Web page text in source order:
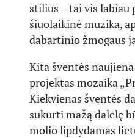
stilius – tai vis
šiuolaikinė muzika,
dabartinio žmogaus
Kita šventės
projektas mozaika
Kiekvienas šventės
sukurti mažą dalelę
molio lipdydamas